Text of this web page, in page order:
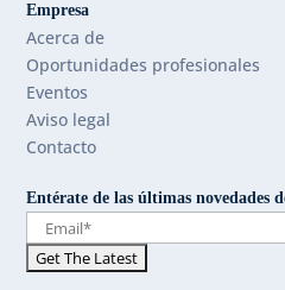
Empresa
Acerca de
Oportunidades profesionales
Eventos
Aviso legal
Contacto
Entérate de las últimas novedades